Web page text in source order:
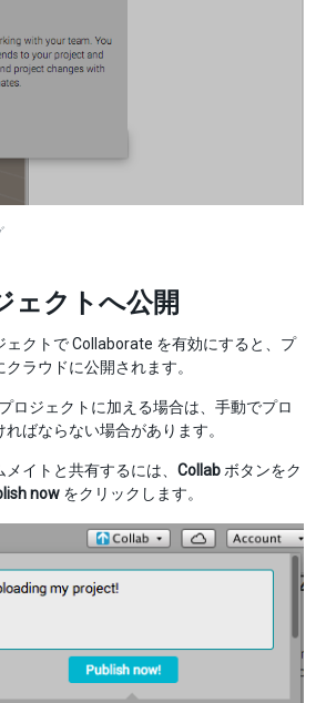
ェクトへ公開
ェクトで Collaborate を有効にすると、プ
ラウドに公開されます。
ロジェクトに加える場合は、手動でプロ
ばならない場合があります。
イトと共有するには、 Collab ボタンをク
now をクリックします。